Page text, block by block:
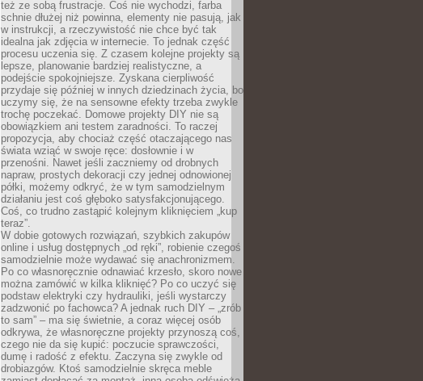
też ze sobą frustracje. Coś nie wychodzi, farba
schnie dłużej niż powinna, elementy nie pasują, jak
w instrukcji, a rzeczywistość nie chce być tak
idealna jak zdjęcia w internecie. To jednak część
procesu uczenia się. Z czasem kolejne projekty są
lepsze, planowanie bardziej realistyczne, a
podejście spokojniejsze. Zyskana cierpliwość
przydaje się później w innych dziedzinach życia, bo
uczymy się, że na sensowne efekty trzeba zwykle
trochę poczekać. Domowe projekty DIY nie są
obowiązkiem ani testem zaradności. To raczej
propozycja, aby chociaż część otaczającego nas
świata wziąć w swoje ręce: dosłownie i w
przenośni. Nawet jeśli zaczniemy od drobnych
napraw, prostych dekoracji czy jednej odnowionej
półki, możemy odkryć, że w tym samodzielnym
działaniu jest coś głęboko satysfakcjonującego.
Coś, co trudno zastąpić kolejnym kliknięciem „kup
teraz”.
W dobie gotowych rozwiązań, szybkich zakupów
online i usług dostępnych „od ręki”, robienie czegoś
samodzielnie może wydawać się anachronizmem.
Po co własnoręcznie odnawiać krzesło, skoro nowe
można zamówić w kilka kliknięć? Po co uczyć się
podstaw elektryki czy hydrauliki, jeśli wystarczy
zadzwonić po fachowca? A jednak ruch DIY – „zrób
to sam” – ma się świetnie, a coraz więcej osób
odkrywa, że własnoręczne projekty przynoszą coś,
czego nie da się kupić: poczucie sprawczości,
dumę i radość z efektu. Zaczyna się zwykle od
drobiazgów. Ktoś samodzielnie skręca meble